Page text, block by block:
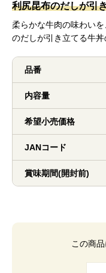
利尻昆布のだしが引
柔らかな牛肉の味わい
のだしが引き立てる牛丼
品番
内容量
希望小売価格
JANコード
賞味期間(開封前)
この商